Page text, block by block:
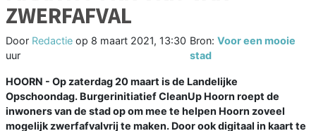
ZWERFAFVAL
Door Redactie op 8 maart 2021, 13:30
uur
Bron:Voor een mooie
stad
HOORN - Op zaterdag 20 maart is de Landelijke
Opschoondag. Burgerinitiatief CleanUp Hoorn roept de
inwoners van de stad op om mee te helpen Hoorn zoveel
mogelijk zwerfafvalvrij te maken. Door ook digitaal in kaart te